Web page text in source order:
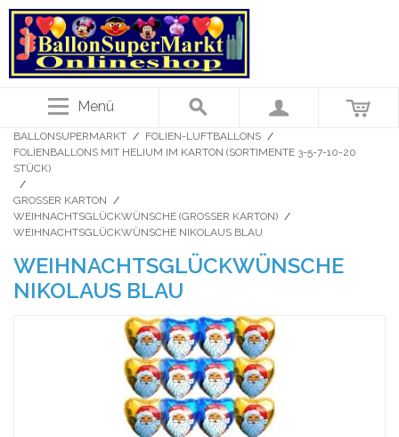
Menü
BALLONSUPERMARKT / FOLIEN-LUFTBALLONS /
FOLIENBALLONS MIT HELIUM IM KARTON (SORTIMENTE 3-5-7-10-20
STÜCK)
/
GROSSER KARTON
/
WEIHNACHTSGLÜCKWÜNSCHE (GROSSER KARTON)
/
WEIHNACHTSGLÜCKWÜNSCHE NIKOLAUS BLAU
WEIHNACHTSGLÜCKWÜNSCHE
NIKOLAUS BLAU